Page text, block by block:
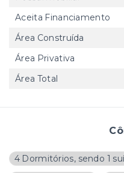
4 Dormitórios, sendo 1
Aceita Financiamento
Área Construída
Área Privativa
Área Total